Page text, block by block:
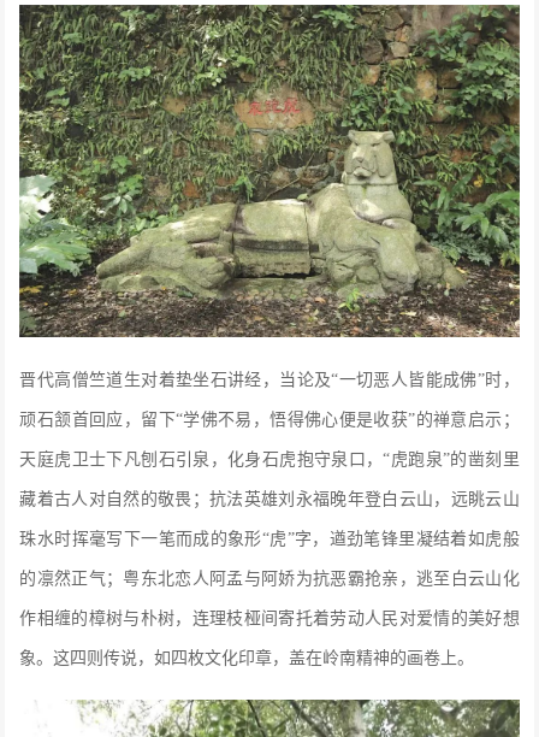
晋代高僧竺道生对着垫坐石讲经，当论及“一切恶人皆能成佛”时，
顽石颔首回应，留下“学佛不易，悟得佛心便是收获”的禅意启示；
天庭虎卫士下凡刨石引泉，化身石虎抱守泉口，“虎跑泉”的凿刻里
藏着古人对自然的敬畏；抗法英雄刘永福晚年登白云山，远眺云山
珠水时挥毫写下一笔而成的象形“虎”字，遒劲笔锋里凝结着如虎般
的凛然正气；粤东北恋人阿孟与阿娇为抗恶霸抢亲，逃至白云山化
作相缠的樟树与朴树，连理枝桠间寄托着劳动人民对爱情的美好想
象。这四则传说，如四枚文化印章，盖在岭南精神的画卷上。